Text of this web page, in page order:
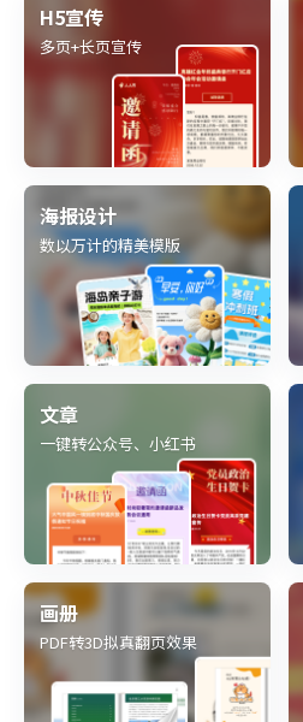
H5宣传
多页+长页宣传
海报设计
数以万计的精美模版
文章
一键转公众号、小红书
画册
PDF转3D拟真翻页效果